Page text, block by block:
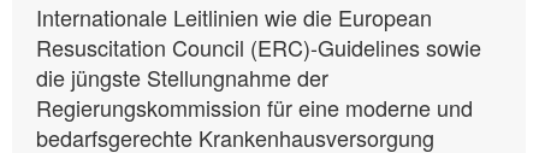
Internationale Leitlinien wie die European
Resuscitation Council (ERC)-Guidelines sowie
die jüngste Stellungnahme der
Regierungskommission für eine moderne und
bedarfsgerechte Krankenhausversorgung